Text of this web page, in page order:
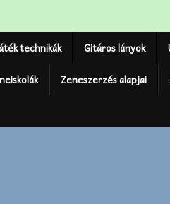
technikák Gitáros lányok
Zeneszerzés alapjai